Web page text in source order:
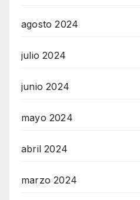
agosto 2024
julio 2024
junio 2024
mayo 2024
abril 2024
marzo 2024